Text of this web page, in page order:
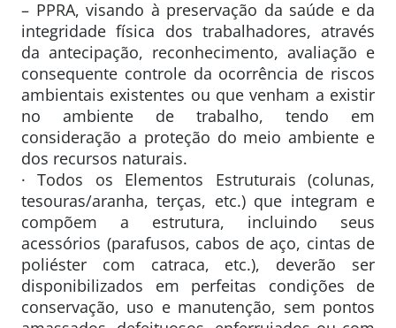
– PPRA, visando à preservação da saúde e da
integridade física dos trabalhadores, através
da antecipação, reconhecimento, avaliação e
consequente controle da ocorrência de riscos
ambientais existentes ou que venham a existir
no ambiente de trabalho, tendo em
consideração a proteção do meio ambiente e
dos recursos naturais.
· Todos os Elementos Estruturais (colunas,
tesouras/aranha, terças, etc.) que integram e
compõem a estrutura, incluindo seus
acessórios (parafusos, cabos de aço, cintas de
poliéster com catraca, etc.), deverão ser
disponibilizados em perfeitas condições de
conservação, uso e manutenção, sem pontos